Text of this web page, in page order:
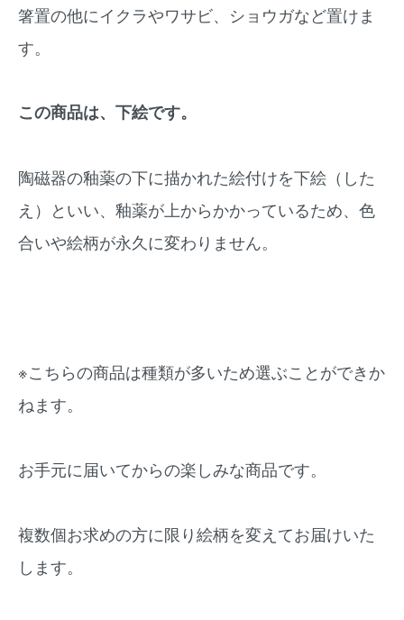
箸置の他にイクラやワサビ、ショウガなど置けま
す。
この商品は、下絵です。
陶磁器の釉薬の下に描かれた絵付けを下絵（した
え）といい、釉薬が上からかかっているため、色
合いや絵柄が永久に変わりません。
※こちらの商品は種類が多いため選ぶことができか
ねます。
お手元に届いてからの楽しみな商品です。
複数個お求めの方に限り絵柄を変えてお届けいた
します。